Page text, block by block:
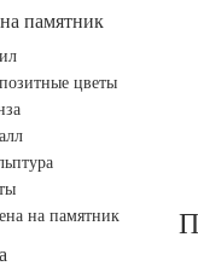
памятник
цветы
на памятник